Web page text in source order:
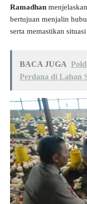
Ramadhan
bertujuan menjalin
serta memastikan
BACA JUGA
Perdana di Lahan